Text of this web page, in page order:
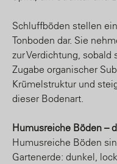
Schluffböden stellen
Tonboden dar. Sie
zur Verdichtung,
Zugabe organischer
Krümelstruktur und
dieser Bodenart.
Humusreiche Böden –
Humusreiche Böden
Gartenerde: dunkel,